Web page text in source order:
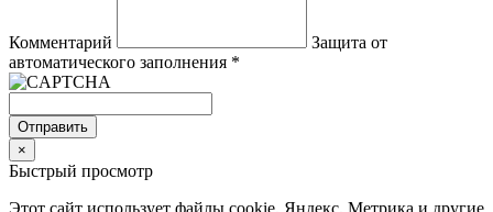
Комментарий
Защита от
автоматического заполнения *
Отправить
×
Быстрый просмотр
Этот сайт использует файлы cookie, Яндекс. Метрика и другие